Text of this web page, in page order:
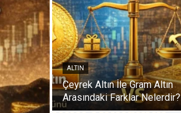
ALTIN
Çeyrek Altın İle Gram Altın
Arasındaki Farklar Nelerdir?